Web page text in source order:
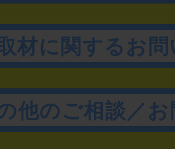
材に関するお
他のご相談／